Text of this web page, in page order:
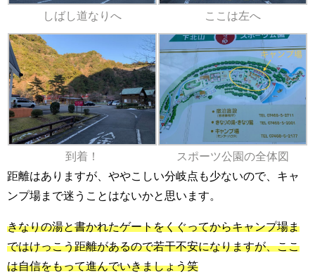
しばし道なりへ ここは左へ
到着！
スポーツ公園の全体図
距離はありますが、ややこしい分岐点も少ないので、キャ
ンプ場まで迷うことはないかと思います。
きなりの湯と書かれたゲートをくぐってからキャンプ場ま
ではけっこう距離があるので若干不安になりますが、ここ
は自信をもって進んでいきましょう笑